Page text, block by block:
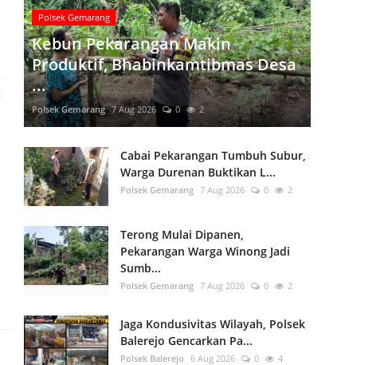
Polsek Gemarang
Kebun Pekarangan Makin
Produktif, Bhabinkamtibmas Desa
...
Polsek Gemarang 7 Aug 2026 0 2
Cabai Pekarangan Tumbuh Subur,
Warga Durenan Buktikan L...
Polsek Gemarang 7 Aug 2026 0 2
Terong Mulai Dipanen,
Pekarangan Warga Winong Jadi
Sumb...
Polsek Gemarang 7 Aug 2026 0 2
Jaga Kondusivitas Wilayah, Polsek
Balerejo Gencarkan Pa...
Polsek Balerejo 6 Aug 2026 0 4